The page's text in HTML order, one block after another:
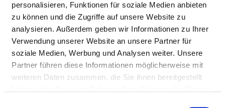
personalisieren, Funktionen für soziale Medien anbieten
zu können und die Zugriffe auf unsere Website zu
analysieren. Außerdem geben wir Informationen zu Ihrer
Verwendung unserer Website an unsere Partner für
soziale Medien, Werbung und Analysen weiter. Unsere
Partner führen diese Informationen möglicherweise mit
weiteren Daten zusammen, die Sie ihnen bereitgestellt
ABTEILUNG FÜR AUGENHEILKUNDE
Informationen und Leistungen der
Fachabteilung